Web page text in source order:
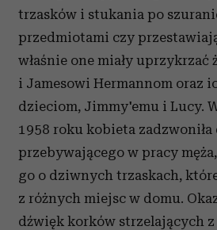
trzasków i stukania po
przedmiotami czy
właśnie one miały uprzykrzać
i Jamesowi Hermannom oraz
dzieciom, Jimmy'emu i Lucy.
1958 roku kobieta zadzwoniła
przebywającego w pracy
go o dziwnych trzaskach,
z różnych miejsc w domu.
dźwięk korków strzelających